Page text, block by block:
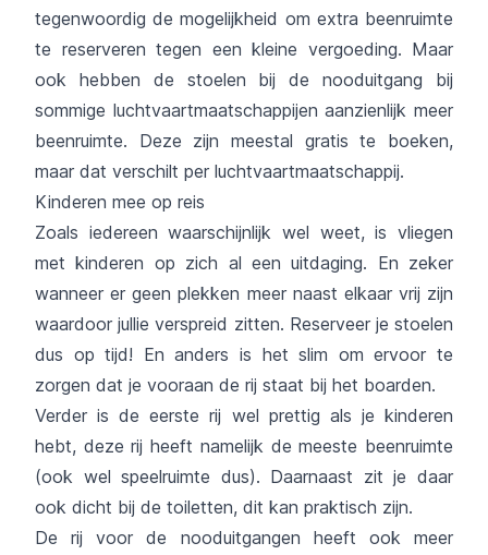
tegenwoordig de mogelijkheid om extra beenruimte
te reserveren tegen een kleine vergoeding. Maar
ook hebben de stoelen bij de nooduitgang bij
sommige luchtvaartmaatschappijen aanzienlijk meer
beenruimte. Deze zijn meestal gratis te boeken,
maar dat verschilt per luchtvaartmaatschappij.
Kinderen mee op reis
Zoals iedereen waarschijnlijk wel weet, is vliegen
met kinderen op zich al een uitdaging. En zeker
wanneer er geen plekken meer naast elkaar vrij zijn
waardoor jullie verspreid zitten. Reserveer je stoelen
dus op tijd! En anders is het slim om ervoor te
zorgen dat je vooraan de rij staat bij het boarden.
Verder is de eerste rij wel prettig als je kinderen
hebt, deze rij heeft namelijk de meeste beenruimte
(ook wel speelruimte dus). Daarnaast zit je daar
ook dicht bij de toiletten, dit kan praktisch zijn.
De rij voor de nooduitgangen heeft ook meer